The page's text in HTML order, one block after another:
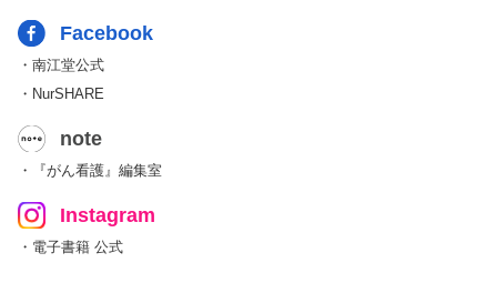
Facebook
・南江堂公式
・NurSHARE
note
・『がん看護』編集室
Instagram
・電子書籍 公式